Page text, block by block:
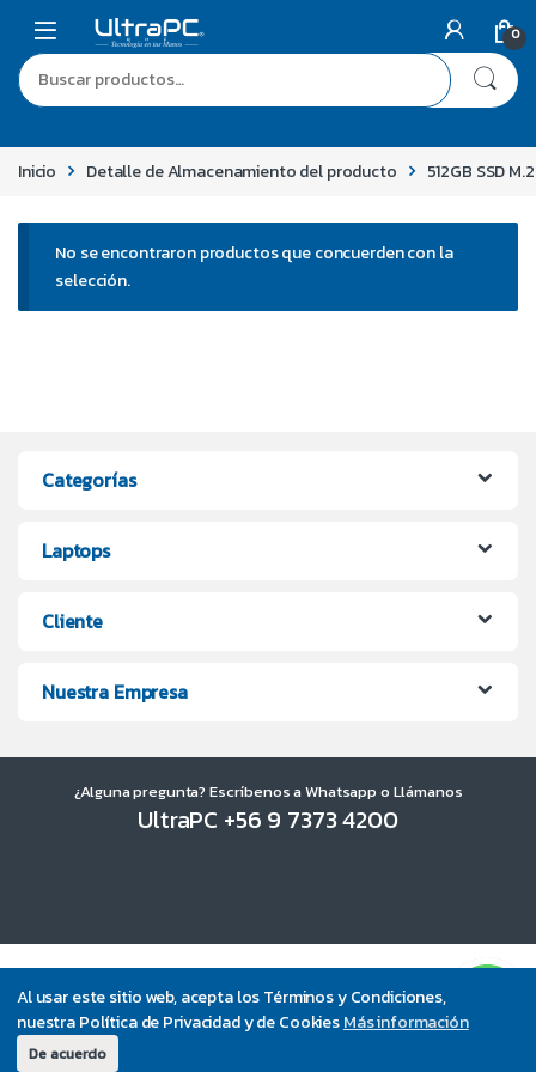
Al usar este sitio web, acepta los Términos y Condiciones,
nuestra Política de Privacidad y de CookiesMás información
De acuerdo
0
Inicio Detalle de Almacenamiento del producto 512GB SSD
No se encontraron productos que concuerden con la
selección.
Categorías
Laptops
Cliente
Nuestra Empresa
¿Alguna pregunta? Escríbenos a Whatsapp o Llámanos
UltraPC +56 9 7373 4200